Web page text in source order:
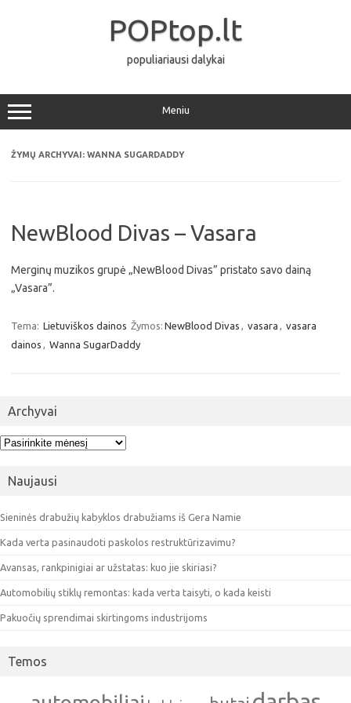
POPtop.lt
populiariausi dalykai
Meniu
ŽYMŲ ARCHYVAI: WANNA SUGARDADDY
NewBlood Divas – Vasara
Merginų muzikos grupė „NewBlood Divas” pristato savo dainą
„Vasara”.
Tema: Lietuviškos dainos Žymos: NewBlood Divas , vasara , vasara
dainos , Wanna SugarDaddy
Archyvai
Archyvai
Naujausi
Sieninės drabužių kabyklos drabužiams iš Gera Namie
Kada verta pasinaudoti paskolos restruktūrizavimu?
Avansas, rankpinigiai ar užstatas: kuo jie skiriasi?
Automobilių stiklų remontas: kada verta taisyti, o kada keisti
Pakuočių sprendimai skirtingoms industrijoms
Temos